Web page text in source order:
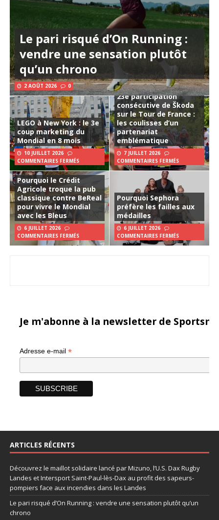
Le pari risqué d’On Running :
vendre une sensation plutôt
qu’un chrono
2 AOÛT 2026 0
LEGO à New York : le 3e
coup marketing du
Mondial en 8 mois
10 JUILLET 2026
COMMENTAIRES FERMÉS
23e participation
consécutive de Škoda
sur le Tour de France :
les coulisses d’un
partenariat
emblématique
7 JUILLET 2026
COMMENTAIRES FERMÉS
Pourquoi le Crédit
Agricole troque la pub
classique contre BeReal
pour vivre le Mondial
avec les Bleus
6 JUILLET 2026
COMMENTAIRES FERMÉS
Pourquoi Sephora
préfère les failles aux
médailles
6 JUILLET 2026
COMMENTAIRES FERMÉS
Je m'abonne à la newsletter de
Adresse e-mail *
ARTICLES RÉCENTS
Découvrez le maillot solidaire lancé par Mizuno, l’U.S. Dax Rugby
Landes et Intersport Saint-Paul-lès-Dax au profit des sapeurs-
pompiers face aux incendies dans les Landes
Le pari risqué d’On Running : vendre une sensation plutôt qu’un
chrono